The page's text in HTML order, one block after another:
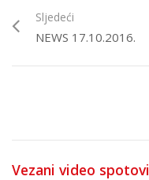
Sljedeći
NEWS 17.10.2016.
Vezani video spotovi